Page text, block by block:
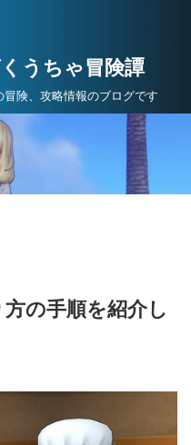
うちゃ冒険譚
険、攻略情報のブログです
の手順を紹介し